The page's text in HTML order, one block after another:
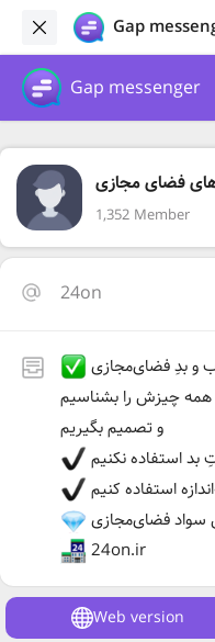
Gap
Gap messenger
فضای مجازی
1,352 Member
24on
و بدِ فضای‌مجازی
و تصمیم بگیریم
سواد فضای‌مجازی
24on.ir
Web version